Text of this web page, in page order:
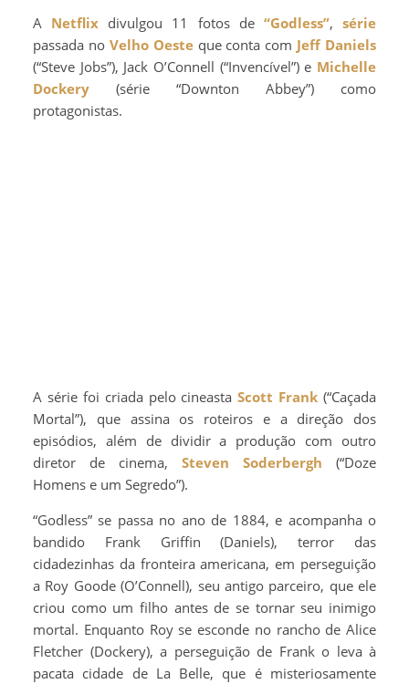
Netflix divulgou 11 fotos de “Godless”,série
passada no Velho Oesteque conta com Jeff Daniels
(“Steve Jobs”), Jack O’Connell (“Invencível”) e Michelle
Dockery (série “Downton Abbey”) como
protagonistas.
A série foi criada pelo cineastaScott Frank (“Caçada
Mortal”), que assina os roteiros e a direção dos
episódios, além de dividir a produção com outro
diretor de cinema, Steven Soderbergh (“Doze
Homens e um Segredo”).
“Godless” se passa no ano de 1884, e acompanha o
bandido Frank Griffin (Daniels), terror das
cidadezinhas da fronteira americana, em perseguição
a Roy Goode (O’Connell), seu antigo parceiro, que ele
criou como um filho antes de se tornar seu inimigo
mortal. Enquanto Roy se esconde no rancho de Alice
Fletcher (Dockery), a perseguição de Frank o leva à
pacata cidade de La Belle, que é misteriosamente